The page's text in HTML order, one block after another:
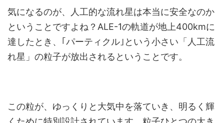
気になるのが、人工的な流れ星は本当に安全なのか
ということですよね？ALE-1の軌道が地上400kmに
達したとき、｢パーティクル｣という小さい「人工流
れ星」の粒子が放出されるということです。
この粒が、ゆっくりと大気中を落ていき、明るく輝